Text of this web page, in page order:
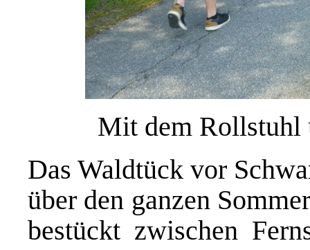
Mit dem Rollstuhl
Das Waldtück vor
über den ganzen
bestückt zwischen